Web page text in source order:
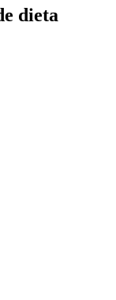
dieta